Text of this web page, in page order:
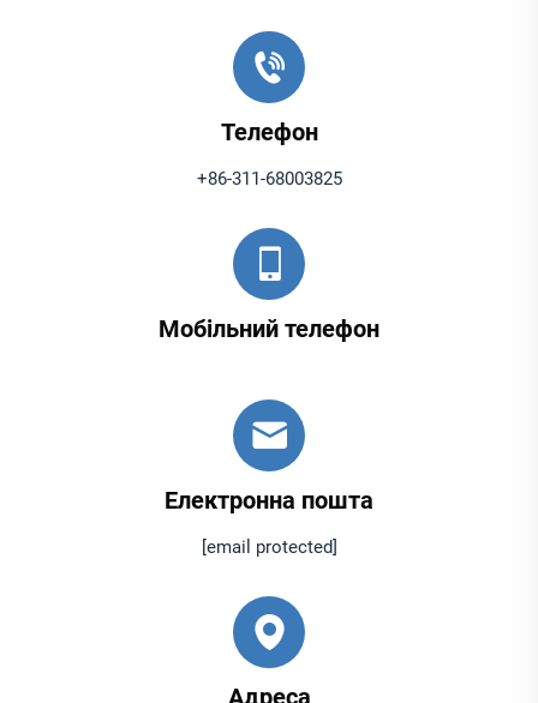
Телефон
+86-311-68003825
Мобільний телефон
Електронна пошта
[email protected]
Адреса